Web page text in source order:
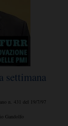
settimana
n. 431 del 19/7/97
Gandolfo